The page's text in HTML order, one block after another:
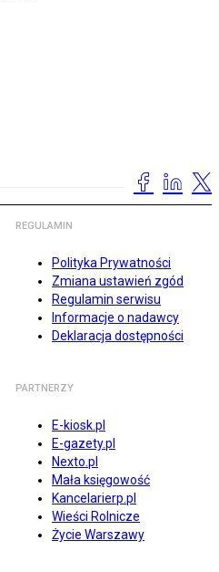
REGULAMIN
Polityka Prywatności
Zmiana ustawień zgód
Regulamin serwisu
Informacje o nadawcy
Deklaracja dostępności
PARTNERZY
E-kiosk.pl
E-gazety.pl
Nexto.pl
Mała księgowość
Kancelarierp.pl
Wieści Rolnicze
Życie Warszawy